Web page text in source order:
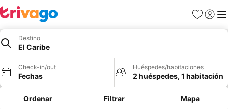
Favoritos
Iniciar
Destino
El Caribe
Check-in/out
Fechas
Huéspedes/habitaciones
2 huéspedes, 1 habitación
Ordenar Filtrar Mapa